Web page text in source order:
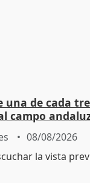
una de cada
campo
08/08/2026